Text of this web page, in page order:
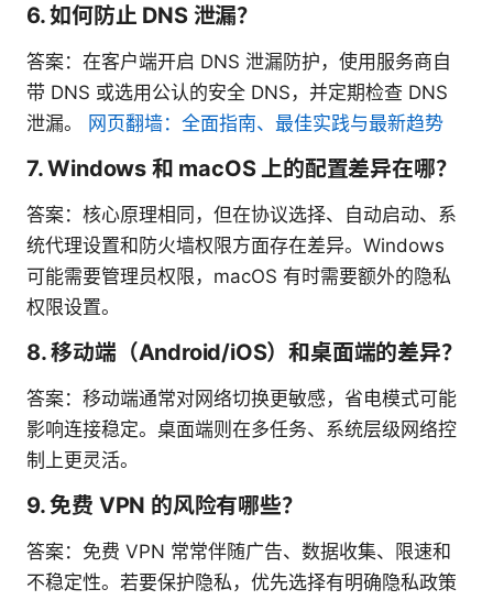
6. 如何防止 DNS 泄漏？
答案：在客户端开启 DNS 泄漏防护，使用服务商自
带 DNS 或选用公认的安全 DNS，并定期检查 DNS
泄漏。 网页翻墙：全面指南、最佳实践与最新趋势
7. Windows 和 macOS 上的配置差异在哪？
答案：核心原理相同，但在协议选择、自动启动、系
统代理设置和防火墙权限方面存在差异。Windows
可能需要管理员权限，macOS 有时需要额外的隐私
权限设置。
8. 移动端（Android/iOS）和桌面端的差异？
答案：移动端通常对网络切换更敏感，省电模式可能
影响连接稳定。桌面端则在多任务、系统层级网络控
制上更灵活。
9. 免费 VPN 的风险有哪些？
答案：免费 VPN 常常伴随广告、数据收集、限速和
不稳定性。若要保护隐私，优先选择有明确隐私政策